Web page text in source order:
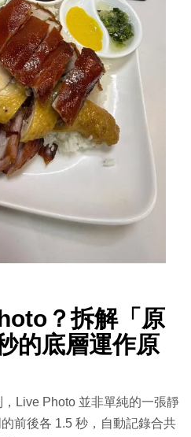
？拆解「原
的底層運作原
Live Photo 並非單純的一張靜
前後各 1.5 秒，自動記錄合共